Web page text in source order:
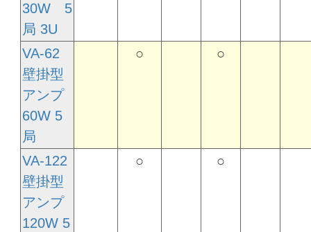
30W 5
局 3U
VA-62
壁掛型
アンプ
60W 5
局
○ ○
VA-122
壁掛型
アンプ
120W 5
○ ○